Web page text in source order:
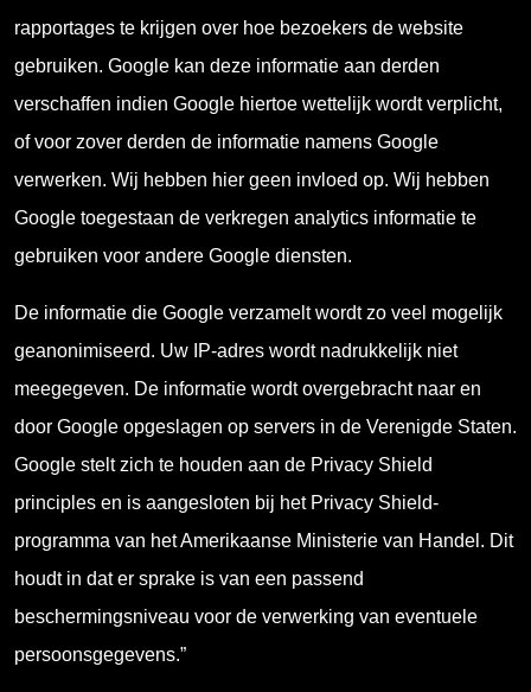
rapportages te krijgen over hoe bezoekers de website
gebruiken. Google kan deze informatie aan derden
verschaffen indien Google hiertoe wettelijk wordt verplicht,
of voor zover derden de informatie namens Google
verwerken. Wij hebben hier geen invloed op. Wij hebben
Google toegestaan de verkregen analytics informatie te
gebruiken voor andere Google diensten.
De informatie die Google verzamelt wordt zo veel mogelijk
geanonimiseerd. Uw IP-adres wordt nadrukkelijk niet
meegegeven. De informatie wordt overgebracht naar en
door Google opgeslagen op servers in de Verenigde Staten.
Google stelt zich te houden aan de Privacy Shield
principles en is aangesloten bij het Privacy Shield-
programma van het Amerikaanse Ministerie van Handel. Dit
houdt in dat er sprake is van een passend
beschermingsniveau voor de verwerking van eventuele
persoonsgegevens.”